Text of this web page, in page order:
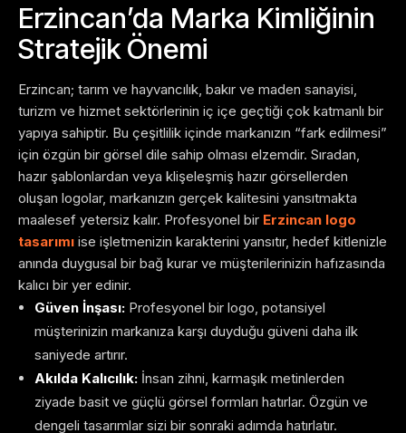
Erzincan’da Marka Kimliğinin
Stratejik Önemi
Erzincan; tarım ve hayvancılık, bakır ve maden sanayisi,
turizm ve hizmet sektörlerinin iç içe geçtiği çok katmanlı bir
yapıya sahiptir. Bu çeşitlilik içinde markanızın “fark edilmesi”
için özgün bir görsel dile sahip olması elzemdir. Sıradan,
hazır şablonlardan veya klişeleşmiş hazır görsellerden
oluşan logolar, markanızın gerçek kalitesini yansıtmakta
maalesef yetersiz kalır. Profesyonel bir Erzincan logo
tasarımı ise işletmenizin karakterini yansıtır, hedef kitlenizle
anında duygusal bir bağ kurar ve müşterilerinizin hafızasında
kalıcı bir yer edinir.
Güven İnşası: Profesyonel bir logo, potansiyel
müşterinizin markanıza karşı duyduğu güveni daha ilk
saniyede artırır.
Akılda Kalıcılık: İnsan zihni, karmaşık metinlerden
ziyade basit ve güçlü görsel formları hatırlar. Özgün ve
dengeli tasarımlar sizi bir sonraki adımda hatırlatır.